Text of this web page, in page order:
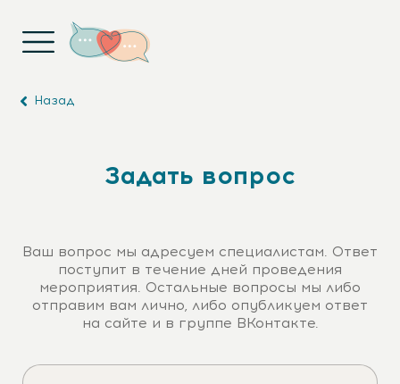
Назад
Задать вопрос
Ваш вопрос мы адресуем специалистам. Ответ
поступит в течение дней проведения
мероприятия. Остальные вопросы мы либо
отправим вам лично, либо опубликуем ответ
на сайте и в группе ВКонтакте.